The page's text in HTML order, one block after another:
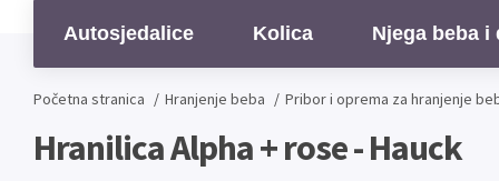
Autosjedalice Kolica Njega beba i
Početna stranica / Hranjenje beba / Pribor i oprema za hranjenje
Hranilica Alpha + rose - Hauck